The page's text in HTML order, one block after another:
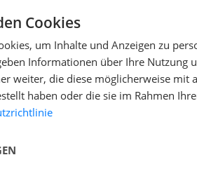
aufbauen?
Cookies
um Inhalte und Anzeigen zu
Informationen über Ihre Nutzung
weiter, die diese möglicherweise
haben oder die sie im Rahmen